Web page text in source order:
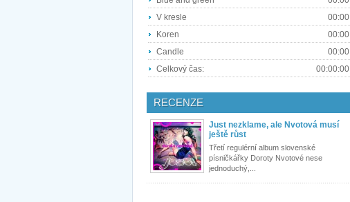
V kresle
00:00
Koren
00:00
Candle
00:00
Celkový čas:
00:00:00
RECENZE
Just nezklame, ale Nvotová musí
ještě růst
Třetí regulérní album slovenské
písničkářky Doroty Nvotové nese
jednoduchý,...